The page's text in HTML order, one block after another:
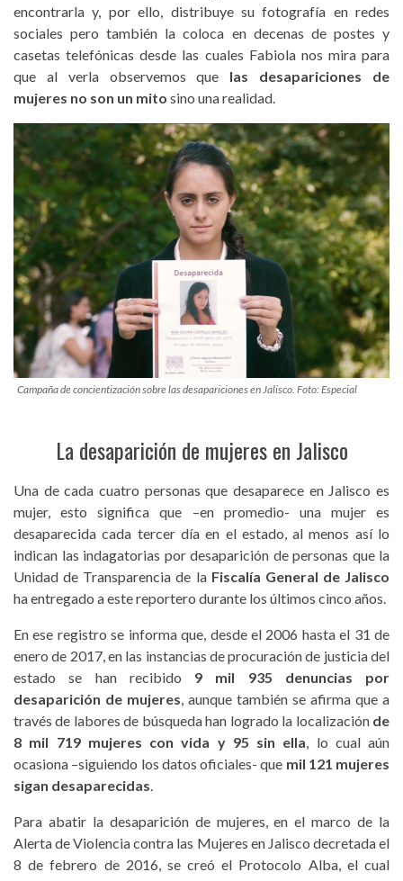
encontrarla y, por ello, distribuye su fotografía en redes
sociales pero también la coloca en decenas de postes y
casetas telefónicas desde las cuales Fabiola nos mira para
que al verla observemos que las desapariciones de
mujeres no son un mito sino una realidad.
Campaña de concientización sobre las desapariciones en Jalisco. Foto: Especial
La desaparición de mujeres en Jalisco
Una de cada cuatro personas que desaparece en Jalisco es
mujer, esto significa que –en promedio- una mujer es
desaparecida cada tercer día en el estado, al menos así lo
indican las indagatorias por desaparición de personas que la
Unidad de Transparencia de la Fiscalía General de Jalisco
ha entregado a este reportero durante los últimos cinco años.
En ese registro se informa que, desde el 2006 hasta el 31 de
enero de 2017, en las instancias de procuración de justicia del
estado se han recibido 9 mil 935 denuncias por
desaparición de mujeres, aunque también se afirma que a
través de labores de búsqueda han logrado la localización de
8 mil 719 mujeres con vida y 95 sin ella, lo cual aún
ocasiona –siguiendo los datos oficiales- que mil 121 mujeres
sigan desaparecidas.
Para abatir la desaparición de mujeres, en el marco de la
Alerta de Violencia contra las Mujeres en Jalisco decretada el
8 de febrero de 2016, se creó el Protocolo Alba, el cual